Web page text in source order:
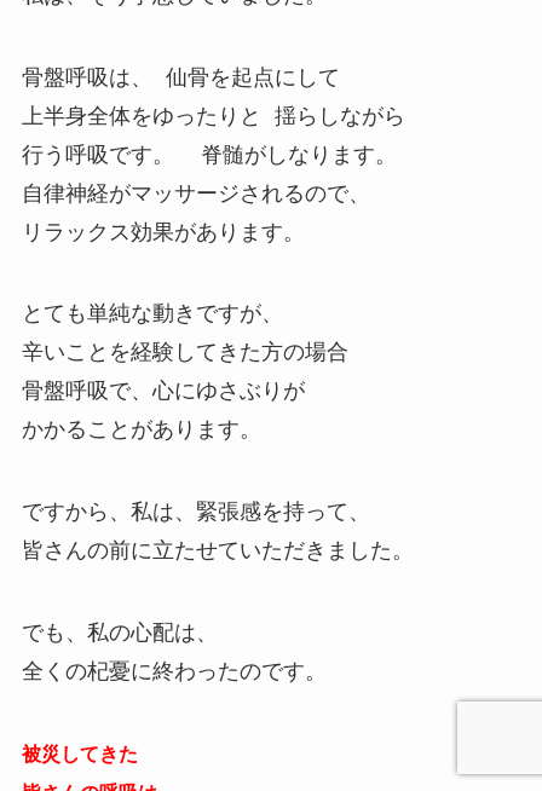
骨盤呼吸は、 仙骨を起点にして
上半身全体をゆったりと 揺らしながら
行う呼吸です。 脊髄がしなります。
自律神経がマッサージされるので、
リラックス効果があります。
とても単純な動きですが、
辛いことを経験してきた方の場合
骨盤呼吸で、心にゆさぶりが
かかることがあります。
ですから、私は、緊張感を持って、
皆さんの前に立たせていただきました。
でも、私の心配は、
全くの杞憂に終わったのです。
被災してきた